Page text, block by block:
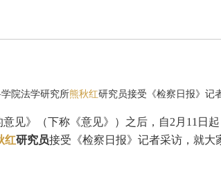
院法学研究所熊秋红研究员接受《检察日报》记
见》（下称《意见》）之后，自2月11日
红研究员接受《检察日报》记者采访，就大